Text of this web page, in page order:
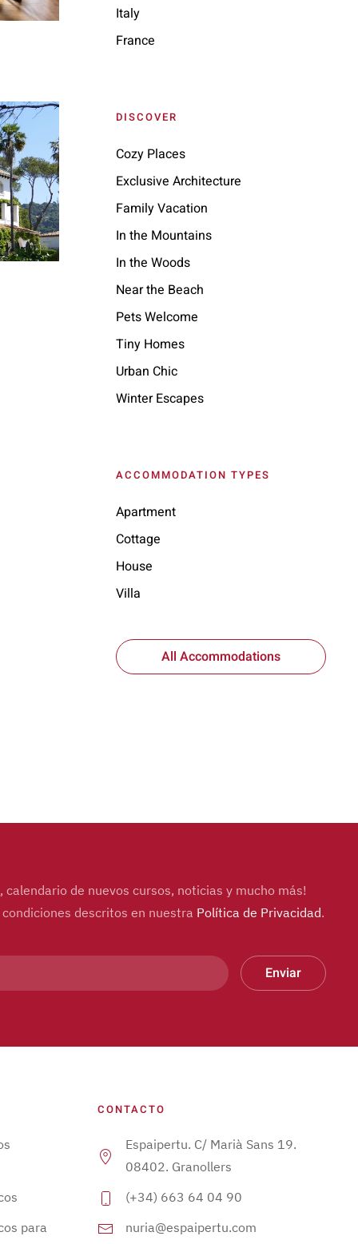
Italy
France
DISCOVER
Cozy Places
Exclusive Architecture
Family Vacation
In the Mountains
In the Woods
Near the Beach
Pets Welcome
Tiny Homes
Urban Chic
Winter Escapes
ACCOMMODATION TYPES
Apartment
Cottage
House
Villa
All Accommodations
de nuevos cursos, noticias y mucho más!
descritos en nuestra Política de Privacidad.
Enviar
para
CONTACTO
Espaipertu. C/ Marià Sans 19.
08402. Granollers
(+34) 663 64 04 90
nuria@espaipertu.com